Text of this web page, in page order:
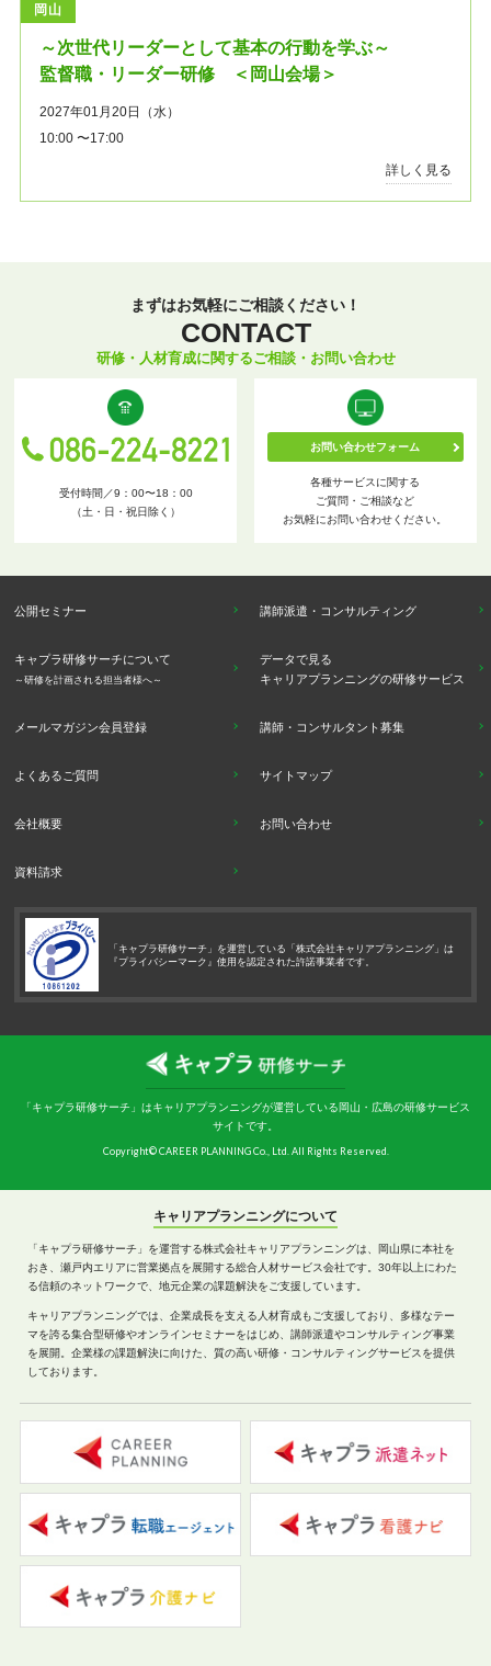
岡山
～次世代リーダーとして基本の行動を学ぶ～
監督職・リーダー研修 ＜岡山会場＞
2027年01月20日（水）
10:00 〜17:00
詳しく見る
まずはお気軽にご相談ください！
CONTACT
研修・人材育成に関するご相談・お問い合わせ
受付時間／9：00〜18：00
（土・日・祝日除く）
お問い合わせフォーム
各種サービスに関する
ご質問・ご相談など
お気軽にお問い合わせください。
公開セミナー 講師派遣・コンサルティング
キャプラ研修サーチについて
～研修を計画される担当者様へ～
データで見る
キャリアプランニングの研修サービス
メールマガジン会員登録 講師・コンサルタント募集
よくあるご質問 サイトマップ
会社概要 お問い合わせ
資料請求
「キャプラ研修サーチ」を運営している「株式会社キャリアプランニング」は
『プライバシーマーク』使用を認定された許諾事業者です。
「キャプラ研修サーチ」はキャリアプランニングが運営している岡山・広島の研修サービス
サイトです。
Copyright© CAREER PLANNING Co., Ltd. All Rights Reserved.
キャリアプランニングについて
「キャプラ研修サーチ」を運営する株式会社キャリアプランニングは、岡山県に本社を
おき、瀬戸内エリアに営業拠点を展開する総合人材サービス会社です。30年以上にわた
る信頼のネットワークで、地元企業の課題解決をご支援しています。
キャリアプランニングでは、企業成長を支える人材育成もご支援しており、多様なテー
マを誇る集合型研修やオンラインセミナーをはじめ、講師派遣やコンサルティング事業
を展開。企業様の課題解決に向けた、質の高い研修・コンサルティングサービスを提供
しております。